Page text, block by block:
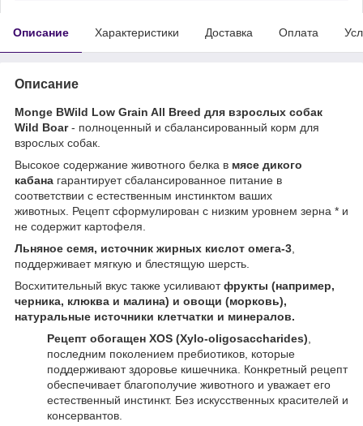
Описание Характеристики Доставка Оплата
Описание
Monge BWild Low Grain All Breed для взрослых собак
Wild Boar- полноценный и сбалансированный корм для
взрослых собак.
Высокое содержание животного белка в мясе дикого
кабана гарантирует сбалансированное питание в
соответствии с естественным инстинктом ваших
животных. Рецепт сформулирован с низким уровнем зерна * и
не содержит картофеля.
Льняное семя, источник жирных кислот омега-3
поддерживает мягкую и блестящую шерсть.
Восхитительный вкус также усиливаютфрукты (например,
черника, клюква и малина) и овощи (морковь),
натуральные источники клетчатки и минералов.
Рецепт обогащен XOS (Xylo-oligosaccharides)
последним поколением пребиотиков, которые
поддерживают здоровье кишечника. Конкретный рецепт
обеспечивает благополучие животного и уважает его
естественный инстинкт. Без искусственных красителей и
консервантов.